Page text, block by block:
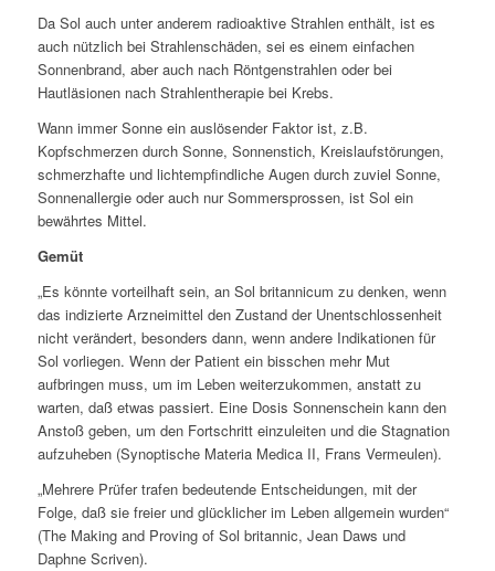
Da Sol auch unter anderem radioaktive Strahlen enthält, ist es
auch nützlich bei Strahlenschäden, sei es einem einfachen
Sonnenbrand, aber auch nach Röntgenstrahlen oder bei
Hautläsionen nach Strahlentherapie bei Krebs.
Wann immer Sonne ein auslösender Faktor ist, z.B.
Kopfschmerzen durch Sonne, Sonnenstich, Kreislaufstörungen,
schmerzhafte und lichtempfindliche Augen durch zuviel Sonne,
Sonnenallergie oder auch nur Sommersprossen, ist Sol ein
bewährtes Mittel.
Gemüt
„Es könnte vorteilhaft sein, an Sol britannicum zu denken, wenn
das indizierte Arzneimittel den Zustand der Unentschlossenheit
nicht verändert, besonders dann, wenn andere Indikationen für
Sol vorliegen. Wenn der Patient ein bisschen mehr Mut
aufbringen muss, um im Leben weiterzukommen, anstatt zu
warten, daß etwas passiert. Eine Dosis Sonnenschein kann den
Anstoß geben, um den Fortschritt einzuleiten und die Stagnation
aufzuheben (Synoptische Materia Medica II, Frans Vermeulen).
„Mehrere Prüfer trafen bedeutende Entscheidungen, mit der
Folge, daß sie freier und glücklicher im Leben allgemein wurden“
(The Making and Proving of Sol britannic, Jean Daws und
Daphne Scriven).